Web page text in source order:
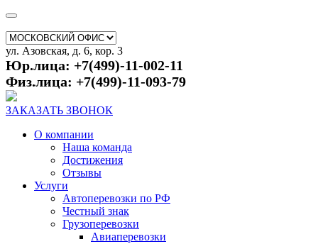
ул. Азовская, д. 6, кор. 3
Юр.лица: +7(499)-11-002-11
Физ.лица: +7(499)-11-093-79
ЗАКАЗАТЬ ЗВОНОК
О компании
Наша команда
Достижения
Отзывы
Услуги
Автоперевозки по РФ
Честный знак
Грузоперевозки
Авиаперевозки